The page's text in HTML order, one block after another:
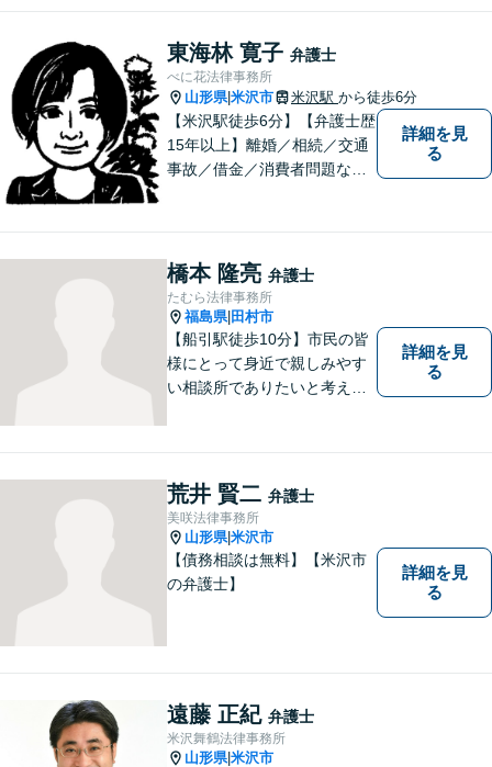
東海林 寛子 弁護士
べに花法律事務所
山形県|米沢市 米沢駅 から徒歩6分
【米沢駅徒歩6分】【弁護士歴
15年以上】離婚／相続／交通
事故／借金／消費者問題な
詳細を見
る
橋本 隆亮 弁護士
たむら法律事務所
福島県| 田村市
【船引駅徒歩10分】市民の皆
様にとって身近で親しみやす
い相談所でありたいと考えて
に、まずはお気軽にご相談く
ださい。 https://tamura-law.bi
z/ （公式ホームページ）
詳細を見
る
荒井 賢二 弁護士
美咲法律事務所
山形県|米沢市
【債務相談は無料】【米沢市
の弁護士】
詳細を見
る
遠藤 正紀 弁護士
米沢舞鶴法律事務所
山形県|米沢市